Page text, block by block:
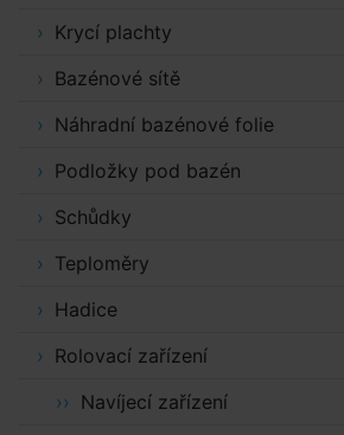
Krycí plachty
Bazénové sítě
Náhradní bazénové folie
Podložky pod bazén
Schůdky
Teploměry
Hadice
Rolovací zařízení
Navíjecí zařízení